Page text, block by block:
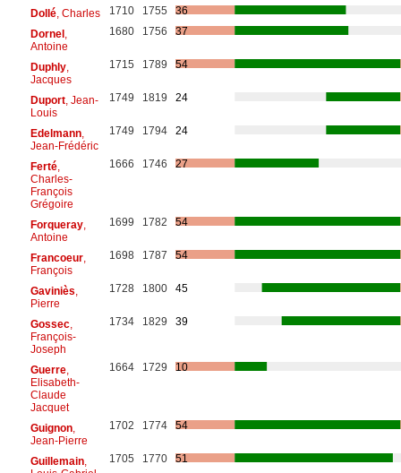
Dollé, Charles 1710 1755
36
Dornel,
Antoine
1680 1756 37
Duphly,
Jacques
1715 1789 54
Duport, Jean-
Louis
1749 1819 24
Edelmann,
Jean-Frédéric
1749 1794 24
Ferté,
Charles-
François
Grégoire
1666 1746 27
Forqueray,
Antoine
1699 1782 54
Francoeur,
François
1698 1787 54
Gaviniès
Pierre
1728 1800 45
Gossec,
François-
Joseph
1734 1829 39
Guerre,
Elisabeth-
Claude
Jacquet
1664 1729 10
Guignon,
Jean-Pierre
1702 1774 54
Guillemain,
1705 1770 51